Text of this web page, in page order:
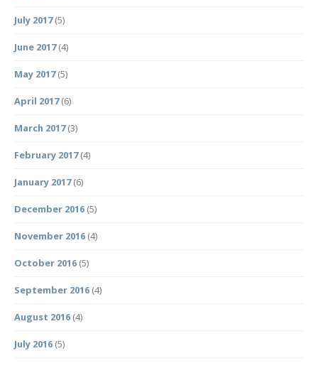
July 2017(5)
June 2017(4)
May 2017(5)
April 2017(6)
March 2017(3)
February 2017(4)
January 2017(6)
December 2016 (5)
November 2016 (4)
October 2016 (5)
September 2016 (4)
August 2016 (4)
July 2016 (5)